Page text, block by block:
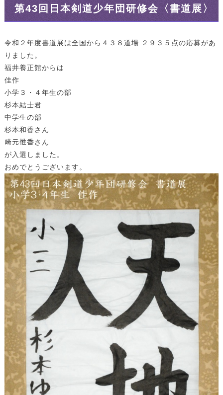
第43回日本剣道少年団研修会〈書道展〉
令和２年度書道展は全国から４３８道場 ２９３５点の応募があ
りました。
福井養正館からは
佳作
小学３・４年生の部
杉本結士君
中学生の部
杉本和香さん
﨑元惟香さん
が入選しました。
おめでとうございます。